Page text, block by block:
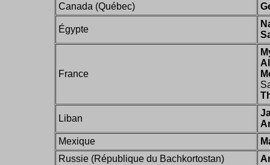
Canada (Québec)
Égypte
France
Liban
Mexique
Russie (République du Bachkortostan)